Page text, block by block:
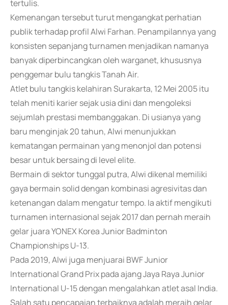
tertulis.
Kemenangan tersebut turut mengangkat perhatian
publik terhadap profil Alwi Farhan. Penampilannya yang
konsisten sepanjang turnamen menjadikan namanya
banyak diperbincangkan oleh warganet, khususnya
penggemar bulu tangkis Tanah Air.
Atlet bulu tangkis kelahiran Surakarta, 12 Mei 2005 itu
telah meniti karier sejak usia dini dan mengoleksi
sejumlah prestasi membanggakan. Di usianya yang
baru menginjak 20 tahun, Alwi menunjukkan
kematangan permainan yang menonjol dan potensi
besar untuk bersaing di level elite.
Bermain di sektor tunggal putra, Alwi dikenal memiliki
gaya bermain solid dengan kombinasi agresivitas dan
ketenangan dalam mengatur tempo. Ia aktif mengikuti
turnamen internasional sejak 2017 dan pernah meraih
gelar juara YONEX Korea Junior Badminton
Championships U-13.
Pada 2019, Alwi juga menjuarai BWF Junior
International Grand Prix pada ajang Jaya Raya Junior
International U-15 dengan mengalahkan atlet asal India.
Salah satu pencapaian terbaiknya adalah meraih gelar